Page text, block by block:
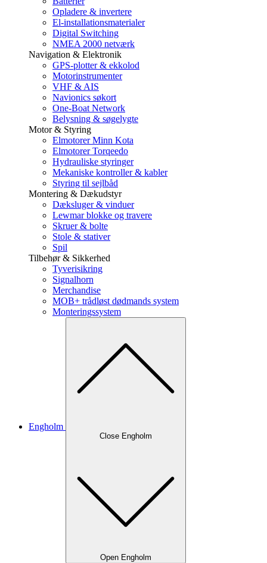
Opladere & invertere
El-installationsmaterialer
Digital Switching
NMEA 2000 netværk
Navigation & Elektronik
GPS-plotter & ekkolod
Motorinstrumenter
VHF & AIS
Navionics søkort
One-Boat Network
Belysning & søgelygte
Motor & Styring
Elmotorer Minn Kota
Elmotorer Torqeedo
Hydrauliske styringer
Mekaniske kontroller & kabler
Styring til sejlbåd
Montering & Dækudstyr
Dæksluger & vinduer
Lewmar blokke og travere
Skruer & bolte
Stole & stativer
Spil
Tilbehør & Sikkerhed
Tyverisikring
Signalhorn
Merchandise
MOB+ trådløst dødmands system
Monteringssystem
Engholm
Close Engholm
Open Engholm